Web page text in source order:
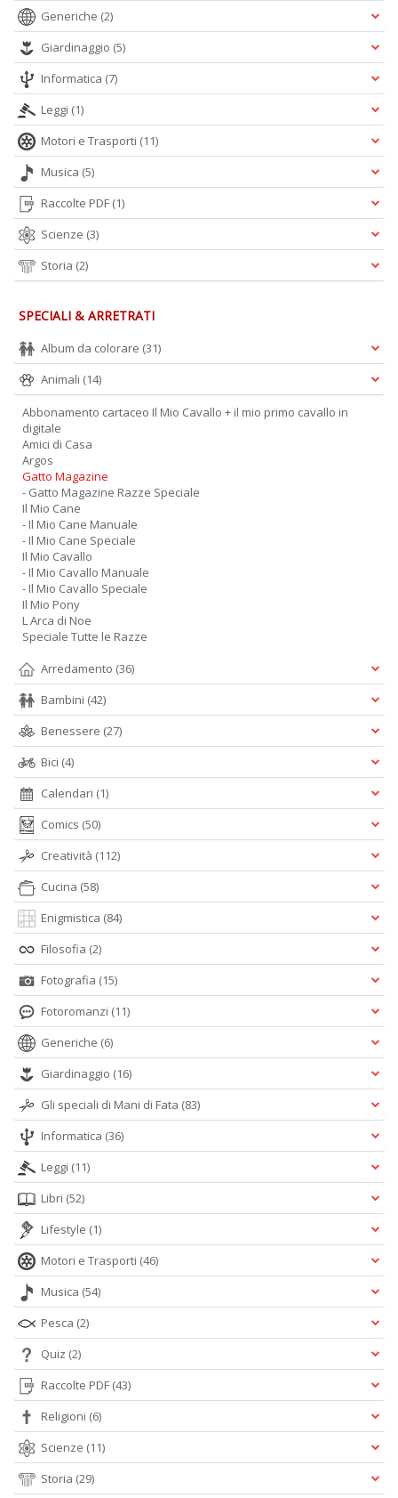
Generiche (2)
Giardinaggio (5)
Informatica (7)
Leggi (1)
Motori e Trasporti (11)
Musica (5)
Raccolte PDF (1)
Scienze (3)
Storia (2)
SPECIALI & ARRETRATI
Album da colorare (31)
Animali (14)
Abbonamento cartaceo Il Mio Cavallo + il mio primo cavallo in
digitale
Amici di Casa
Argos
Gatto Magazine
- Gatto Magazine Razze Speciale
Il Mio Cane
- Il Mio Cane Manuale
- Il Mio Cane Speciale
Il Mio Cavallo
- Il Mio Cavallo Manuale
- Il Mio Cavallo Speciale
Il Mio Pony
L Arca di Noe
Speciale Tutte le Razze
Arredamento (36)
Bambini (42)
Benessere (27)
Bici (4)
Calendari (1)
Comics (50)
Creatività (112)
Cucina (58)
Enigmistica (84)
Filosofia (2)
Fotografia (15)
Fotoromanzi (11)
Generiche (6)
Giardinaggio (16)
Gli speciali di Mani di Fata (83)
Informatica (36)
Leggi (11)
Libri (52)
Lifestyle (1)
Motori e Trasporti (46)
Musica (54)
Pesca (2)
Quiz (2)
Raccolte PDF (43)
Religioni (6)
Scienze (11)
Storia (29)